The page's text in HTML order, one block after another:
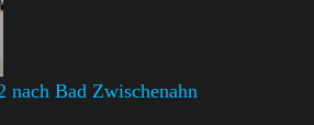
nach Bad Zwischenahn